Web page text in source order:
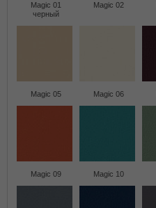
Magic 01
черный
Magic 02
Magic 05 Magic 06
Magic 09 Magic 10